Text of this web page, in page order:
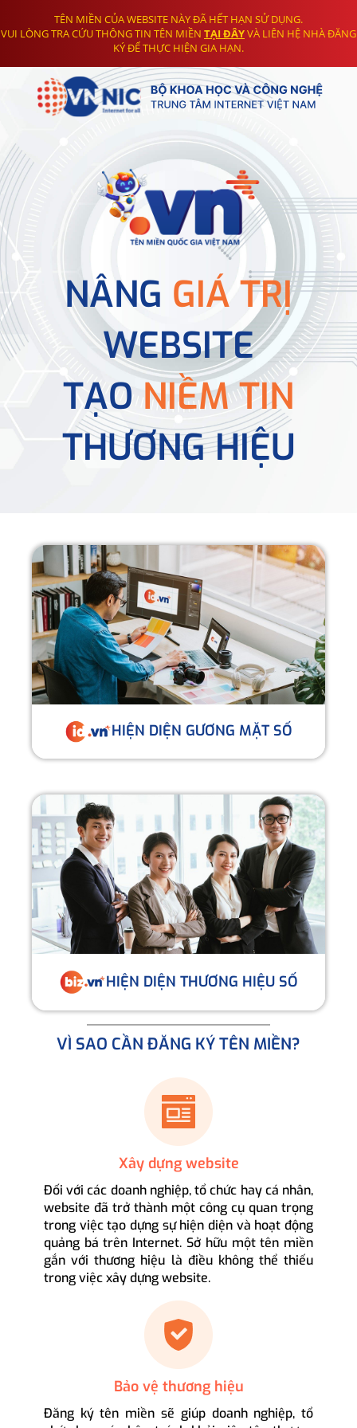
TÊN MIỀN CỦA WEBSITE NÀY ĐÃ HẾT HẠN SỬ DỤNG.
VUI LÒNG TRA CỨU THÔNG TIN TÊN MIỀN TẠI ĐÂYVÀ LIÊN HỆ NHÀ ĐĂNG
KÝ ĐỂ THỰC HIỆN GIA HẠN.
NÂNG GIÁ TRỊ
WEBSITE
TẠONIỀM TIN
THƯƠNG HIỆU
HIỆN DIỆN GƯƠNG MẶT SỐ
HIỆN DIỆN THƯƠNG HIỆU SỐ
VÌ SAO CẦN ĐĂNG KÝ TÊN MIỀN?
Xây dựng website
Đối với các doanh nghiệp, tổ chức hay cá nhân,
website đã trở thành một công cụ quan trọng
trong việc tạo dựng sự hiện diện và hoạt động
quảng bá trên Internet. Sở hữu một tên miền
gắn với thương hiệu là điều không thể thiếu
trong việc xây dựng website.
Bảo vệ thương hiệu
Đăng ký tên miền sẽ giúp doanh nghiệp, tổ